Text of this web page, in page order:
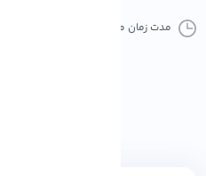
مدت زمان مطالعه :